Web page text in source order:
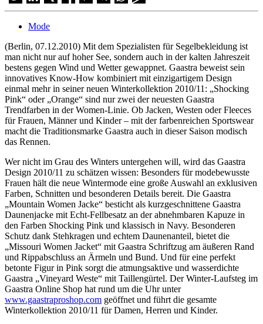
Mode
(Berlin, 07.12.2010) Mit dem Spezialisten für Segelbekleidung ist
man nicht nur auf hoher See, sondern auch in der kalten Jahreszeit
bestens gegen Wind und Wetter gewappnet. Gaastra beweist sein
innovatives Know-How kombiniert mit einzigartigem Design
einmal mehr in seiner neuen Winterkollektion 2010/11: „Shocking
Pink“ oder „Orange“ sind nur zwei der neuesten Gaastra
Trendfarben in der Women-Linie. Ob Jacken, Westen oder Fleeces
für Frauen, Männer und Kinder – mit der farbenreichen Sportswear
macht die Traditionsmarke Gaastra auch in dieser Saison modisch
das Rennen.
Wer nicht im Grau des Winters untergehen will, wird das Gaastra
Design 2010/11 zu schätzen wissen: Besonders für modebewusste
Frauen hält die neue Wintermode eine große Auswahl an exklusiven
Farben, Schnitten und besonderen Details bereit. Die Gaastra
„Mountain Women Jacke“ besticht als kurzgeschnittene Gaastra
Daunenjacke mit Echt-Fellbesatz an der abnehmbaren Kapuze in
den Farben Shocking Pink und klassisch in Navy. Besonderen
Schutz dank Stehkragen und echtem Daunenanteil, bietet die
„Missouri Women Jacket“ mit Gaastra Schriftzug am äußeren Rand
und Rippabschluss an Ärmeln und Bund. Und für eine perfekt
betonte Figur in Pink sorgt die atmungsaktive und wasserdichte
Gaastra „Vineyard Weste“ mit Taillengürtel. Der Winter-Laufsteg im
Gaastra Online Shop hat rund um die Uhr unter
www.gaastraproshop.com geöffnet und führt die gesamte
Winterkollektion 2010/11 für Damen, Herren und Kinder.